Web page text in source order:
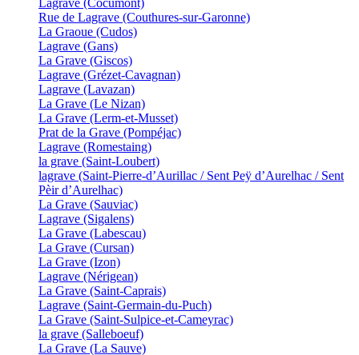
Rue de Lagrave (Couthures-sur-Garonne)
La Graoue (Cudos)
Lagrave (Gans)
La Grave (Giscos)
Lagrave (Grézet-Cavagnan)
Lagrave (Lavazan)
La Grave (Le Nizan)
La Grave (Lerm-et-Musset)
Prat de la Grave (Pompéjac)
Lagrave (Romestaing)
la grave (Saint-Loubert)
lagrave (Saint-Pierre-d’Aurillac / Sent Peÿ d’Aurelhac / Sent
Pèir d’Aurelhac)
La Grave (Sauviac)
Lagrave (Sigalens)
La Grave (Labescau)
La Grave (Cursan)
La Grave (Izon)
Lagrave (Nérigean)
La Grave (Saint-Caprais)
Lagrave (Saint-Germain-du-Puch)
La Grave (Saint-Sulpice-et-Cameyrac)
la grave (Salleboeuf)
La Grave (La Sauve)